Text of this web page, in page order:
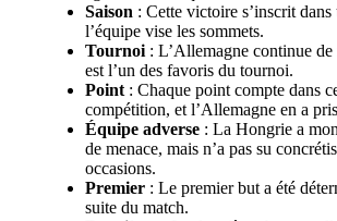
Saison : Cette victoire s’inscrit dans
l’équipe vise les sommets.
Tournoi: L’Allemagne continue de
est l’un des favoris du tournoi.
Point: Chaque point compte dans
compétition, et l’Allemagne en a
Équipe adverse : La Hongrie a
de menace, mais n’a pas su
occasions.
Premier : Le premier but a été
suite du match.